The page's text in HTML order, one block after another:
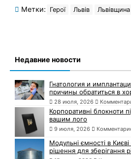
Метки: Герої Львів Львівщина
Недавние новости
Гнатология и
причины обратиться в
28 июля, 2026
Корпоративні блокноти
вашим лого
9 июля, 2026
Модульні ємності в Києві
рішення для зберігання